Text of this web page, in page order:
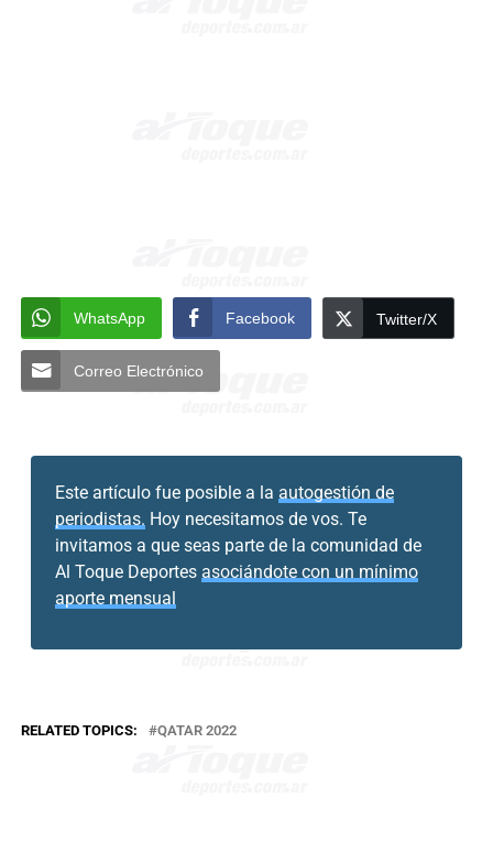
WhatsApp Facebook Twitter/X
Correo Electrónico
Este artículo fue posible a la autogestión de
periodistas. Hoy necesitamos de vos. Te
invitamos a que seas parte de la comunidad de
Al Toque Deportes asociándote con un mínimo
aporte mensual
RELATED TOPICS: QATAR 2022